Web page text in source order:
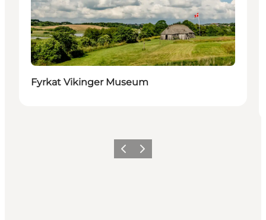
Fyrkat Vikinger Museum
Vorherige Folie
Nächste Folie